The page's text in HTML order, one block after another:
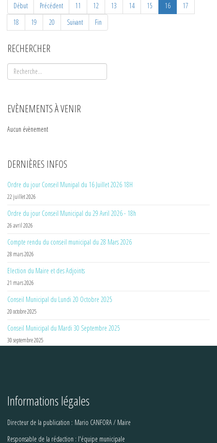
Début Précédent 11 12 13 14 15 16
17
18
19 20 Suivant Fin
RECHERCHER
EVÈNEMENTS À VENIR
Aucun évènement
DERNIÈRES INFOS
Ordre du jour Conseil Munipal du 16 Juillet 2026 18H
22 juillet 2026
Ordre du jour Conseil Municipal du 29 Avril 2026 - 18h
26 avril 2026
Compte rendu du conseil municipal du 28 Mars 2026
28 mars 2026
Election du Maire et des Adjoints
21 mars 2026
Conseil Municipal du Lundi 20 Octobre 2025
20 octobre 2025
Conseil Municipal du Mardi 30 Septembre 2025
30 septembre 2025
Informations légales
Directeur de la publication : Mario CANFORA / Maire
Responsable de la rédaction : l'équipe municipale